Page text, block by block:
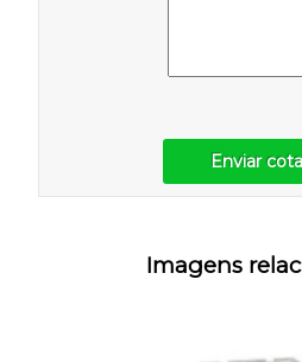
Enviar
Imagens